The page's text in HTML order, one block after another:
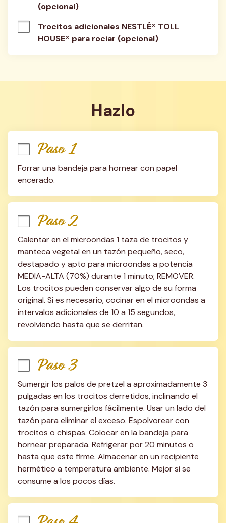
(opcional)
Trocitos adicionales NESTLÉ® TOLL
HOUSE® para rociar (opcional)
Hazlo
Paso 1
Forrar una bandeja para hornear con papel
encerado.
Paso 2
Calentar en el microondas 1 taza de trocitos y
manteca vegetal en un tazón pequeño, seco,
destapado y apto para microondas a potencia
MEDIA-ALTA (70%) durante 1 minuto; REMOVER.
Los trocitos pueden conservar algo de su forma
original. Si es necesario, cocinar en el microondas a
intervalos adicionales de 10 a 15 segundos,
revolviendo hasta que se derritan.
Paso 3
Sumergir los palos de pretzel a aproximadamente 3
pulgadas en los trocitos derretidos, inclinando el
tazón para sumergirlos fácilmente. Usar un lado del
tazón para eliminar el exceso. Espolvorear con
trocitos o chispas. Colocar en la bandeja para
hornear preparada. Refrigerar por 20 minutos o
hasta que este firme. Almacenar en un recipiente
hermético a temperatura ambiente. Mejor si se
consume a los pocos días.